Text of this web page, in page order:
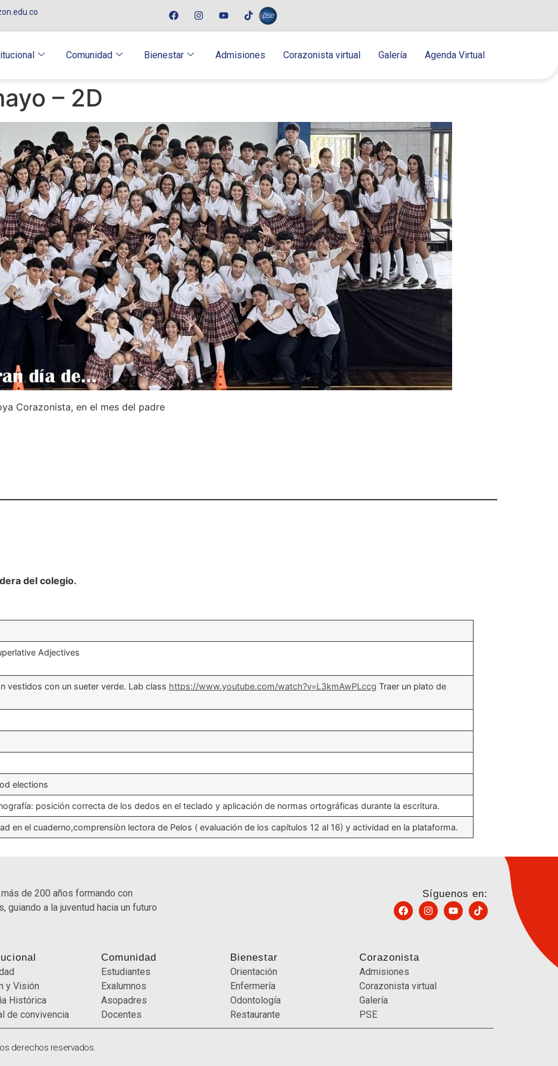
Comunidad Bienestar Admisiones Corazonista virtual Galería Agenda Virtual
– 2D
Corazonista, en el mes del padre
del colegio.
Adjectives
vestidos con un sueter verde. Lab class https://www.youtube.com/watch?v=L3kmAwPLccg Traer un plato de
elections
posición correcta de los dedos en el teclado y aplicación de normas ortográficas durante la escritura.
en el cuaderno,comprensiòn lectora de Pelos ( evaluación de los capítulos 12 al 16) y actividad en la plataforma.
de 200 años formando con
guiando a la juventud hacia un futuro
Síguenos en:
y Visión
Histórica
de convivencia
Comunidad
Estudiantes
Exalumnos
Asopadres
Docentes
Bienestar
Orientación
Enfermería
Odontología
Restaurante
Corazonista
Admisiones
Corazonista virtual
Galería
PSE
derechos reservados.